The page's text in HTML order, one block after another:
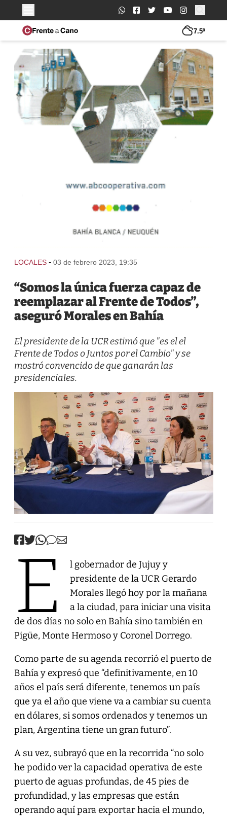
Buscar:
7.5º
LOCALES - 03 de febrero 2023, 19:35
“Somos la única fuerza capaz de
reemplazar al Frente de Todos”,
aseguró Morales en Bahía
El presidente de la UCR estimó que "es el el
Frente de Todos o Juntos por el Cambio" y se
mostró convencido de que ganarán las
presidenciales.
E
l gobernador de Jujuy y
presidente de la UCR Gerardo
Morales llegó hoy por la mañana
a la ciudad, para iniciar una visita
de dos días no solo en Bahía sino también en
Pigüe, Monte Hermoso y Coronel Dorrego.
Como parte de su agenda recorrió el puerto de
Bahía y expresó que “definitivamente, en 10
años el país será diferente, tenemos un país
que ya el año que viene va a cambiar su cuenta
en dólares, si somos ordenados y tenemos un
plan, Argentina tiene un gran futuro”.
A su vez, subrayó que en la recorrida “no solo
he podido ver la capacidad operativa de este
puerto de aguas profundas, de 45 pies de
profundidad, y las empresas que están
operando aquí para exportar hacia el mundo,